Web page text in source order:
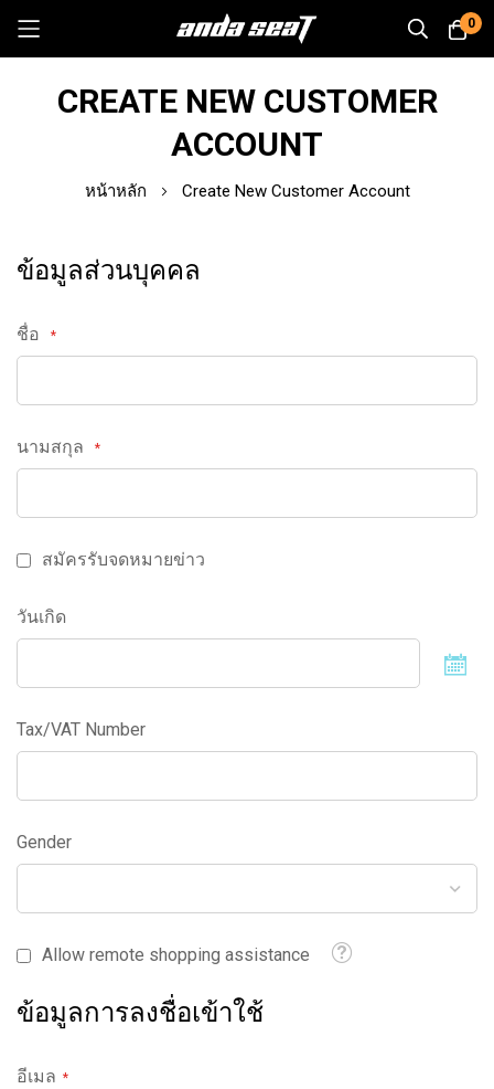
0
CREATE NEW CUSTOMER
ACCOUNT
หน้าหลัก Create New Customer Account
ข้อมูลส่วนบุคคล
ชื่อ
นามสกุล
สมัครรับจดหมายข่าว
วันเกิด
Tax/VAT Number
Gender
Allow remote shopping assistance Tooltip
ข้อมูลการลงชื่อเข้าใช้
อีเมล